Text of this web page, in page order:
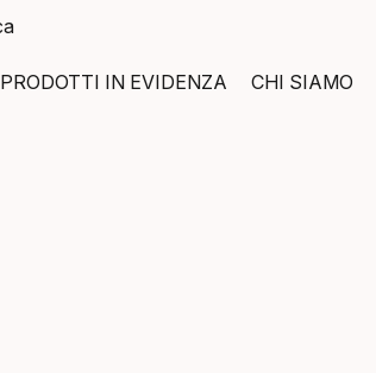
PRODOTTI IN EVIDENZA CHI SIAMO